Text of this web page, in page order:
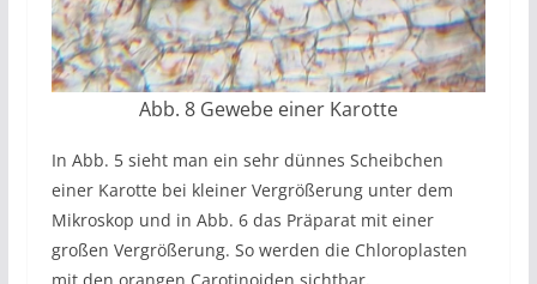
Abb. 8 Gewebe einer Karotte
In Abb. 5 sieht man ein sehr dünnes Scheibchen
einer Karotte bei kleiner Vergrößerung unter dem
Mikroskop und in Abb. 6 das Präparat mit einer
großen Vergrößerung. So werden die Chloroplasten
mit den orangen Carotinoiden sichtbar.